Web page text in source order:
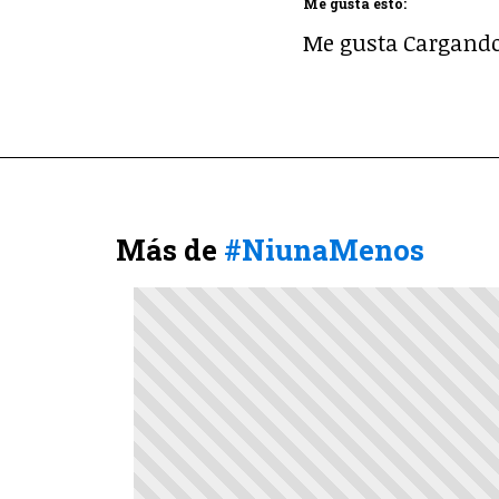
Me gusta esto:
Me gusta
Más de #NiunaMenos